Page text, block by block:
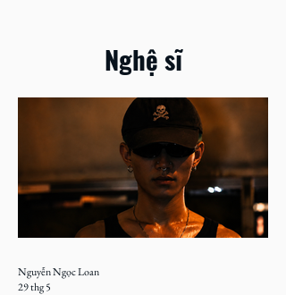
Nghệ sĩ
Nguyễn Ngọc Loan
29 thg 5